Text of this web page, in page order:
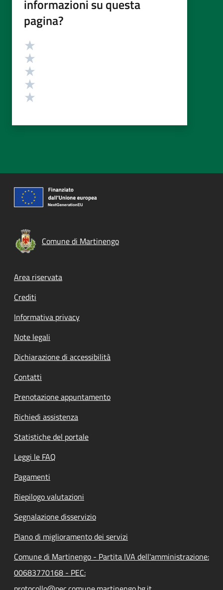
informazioni su questa
pagina?
Valutazione
Comune di Martinengo
Footer menu
Area riservata
Crediti
Informativa privacy
Note legali
Dichiarazione di accessibilità
Contatti
Prenotazione appuntamento
Richiedi assistenza
Statistiche del portale
Leggi le FAQ
Pagamenti
Riepilogo valutazioni
Segnalazione disservizio
Piano di miglioramento dei servizi
Comune di Martinengo - Partita IVA dell'amministrazione:
00683770168 - PEC: